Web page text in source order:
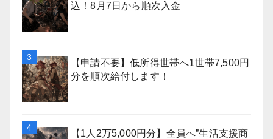
込！8月7日から順次入金
【申請不要】低所得世帯へ1世帯7,500円
分を順次給付します！
【1人2万5,000円分】全員へ”生活支援商